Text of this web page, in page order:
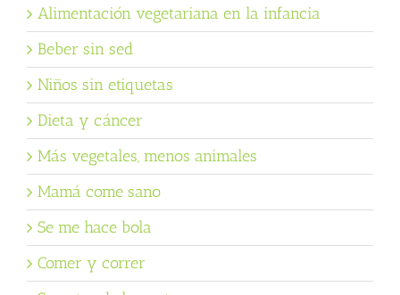
Alimentación vegetariana en la infancia
Beber sin sed
Niños sin etiquetas
Dieta y cáncer
Más vegetales, menos animales
Mamá come sano
Se me hace bola
Comer y correr